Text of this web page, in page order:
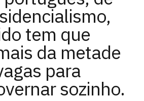
tem que
da metade
para
sozinho.